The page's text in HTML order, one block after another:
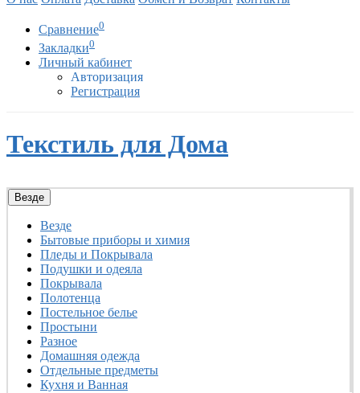
Сравнение0
Закладки0
Личный кабинет
Авторизация
Регистрация
Текстиль для Дома
Везде
Везде
Бытовые приборы и химия
Пледы и Покрывала
Подушки и одеяла
Покрывала
Полотенца
Постельное белье
Простыни
Разное
Домашняя одежда
Отдельные предметы
Кухня и Ванная